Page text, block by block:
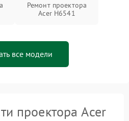
Ремонт проектора
Acer H6541
все модели
проектора Acer